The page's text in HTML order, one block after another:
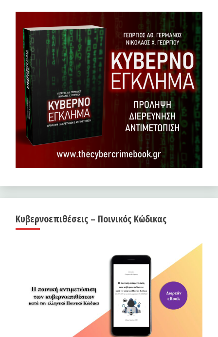
Κυβερνοεπιθέσεις – Ποινικός Κώδικας